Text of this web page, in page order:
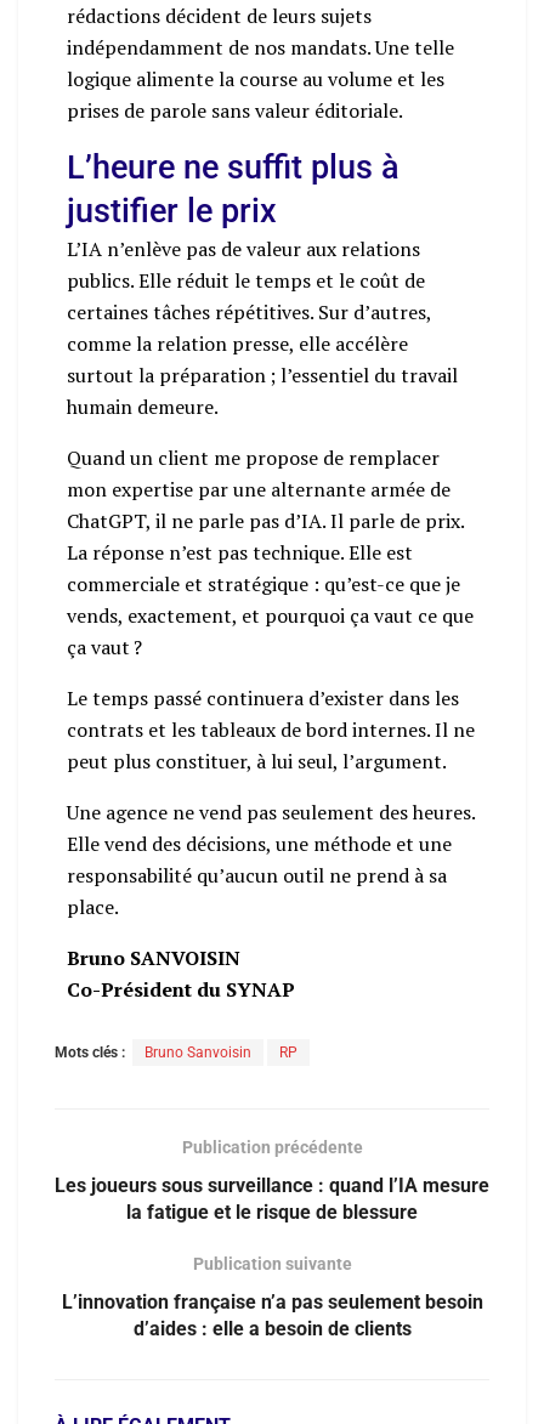
rédactions décident de leurs sujets
indépendamment de nos mandats. Une telle
logique alimente la course au volume et les
prises de parole sans valeur éditoriale.
L’heure ne suffit plus à
justifier le prix
L’IA n’enlève pas de valeur aux relations
publics. Elle réduit le temps et le coût de
certaines tâches répétitives. Sur d’autres,
comme la relation presse, elle accélère
surtout la préparation ; l’essentiel du travail
humain demeure.
Quand un client me propose de remplacer
mon expertise par une alternante armée de
ChatGPT, il ne parle pas d’IA. Il parle de prix.
La réponse n’est pas technique. Elle est
commerciale et stratégique : qu’est-ce que je
vends, exactement, et pourquoi ça vaut ce que
ça vaut ?
Le temps passé continuera d’exister dans les
contrats et les tableaux de bord internes. Il ne
peut plus constituer, à lui seul, l’argument.
Une agence ne vend pas seulement des heures.
Elle vend des décisions, une méthode et une
responsabilité qu’aucun outil ne prend à sa
place.
Bruno SANVOISIN
Co-Président du SYNAP
Mots clés : Bruno Sanvoisin RP
Publication précédente
Les joueurs sous surveillance : quand l’IA mesure
la fatigue et le risque de blessure
Publication suivante
L’innovation française n’a pas seulement besoin
d’aides : elle a besoin de clients